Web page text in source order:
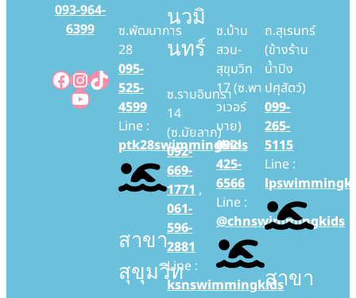
093-964-
6399
Facebook
Instagram
TikTok
YouTube
ซ.พัฒนาการ
28
095-
525-
4599
Line :
ptk28swimmingkids
สาขา
สุขุมวิท
นวมิ
นทร์
ซ.รามอินทรา
14
(ซ.มัยลาภ)
092-
669-
1771,
061-
596-
2881
Line :
ksnswimmingkids
ซ.บ้าน
สวน-
สุขุมวิท
17 (ซ.พา
วเวอร์
บาย)
092-
425-
6566
Line :
@chnswimmingkids
ถ.สุเรนทร์
(ข้างร้าน
น้ำปิง
ปศุสัตว์)
099-
265-
5115
Line :
สาขา